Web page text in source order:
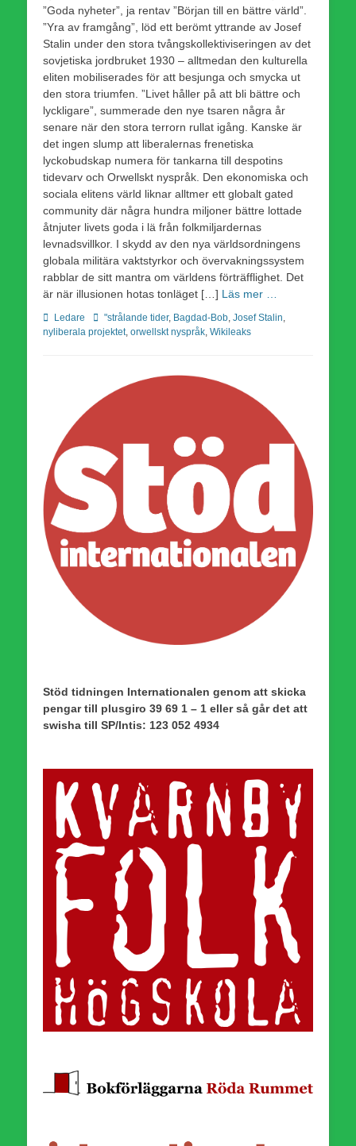
”Goda nyheter”, ja rentav ”Början till en bättre värld”.
”Yra av framgång”, löd ett berömt yttrande av Josef
Stalin under den stora tvångskollektiviseringen av det
sovjetiska jordbruket 1930 – alltmedan den kulturella
eliten mobiliserades för att besjunga och smycka ut
den stora triumfen. ”Livet håller på att bli bättre och
lyckligare”, summerade den nye tsaren några år
senare när den stora terrorn rullat igång. Kanske är
det ingen slump att liberalernas frenetiska
lyckobudskap numera för tankarna till despotins
tidevarv och Orwellskt nyspråk. Den ekonomiska och
sociala elitens värld liknar alltmer ett globalt gated
community där några hundra miljoner bättre lottade
åtnjuter livets goda i lä från folkmiljardernas
levnadsvillkor. I skydd av den nya världsordningens
globala militära vaktstyrkor och övervakningssystem
rabblar de sitt mantra om världens förträfflighet. Det
är när illusionen hotas tonläget […] Läs mer …
Kategorier
Ledare Etiketter
"strålande tider, Bagdad-Bob Josef Stalin
nyliberala projektet, orwellskt nyspråk Wikileaks
Stöd tidningen Internationalen genom att skicka
pengar till plusgiro 39 69 1 – 1 eller så går det att
swisha till SP/Intis: 123 052 4934